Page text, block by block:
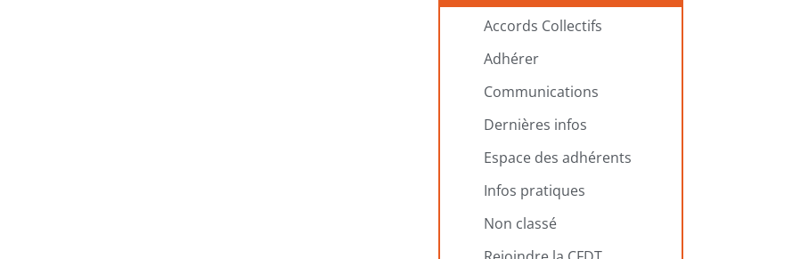
Accords Collectifs
Adhérer
Communications
Dernières infos
Espace des adhérents
Infos pratiques
Non classé